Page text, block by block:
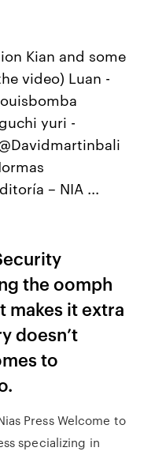
Kian and some
video) Luan -
yuri -
– NIA ...
the oomph
it extra
doesn’t
to
Press Welcome to
specializing in